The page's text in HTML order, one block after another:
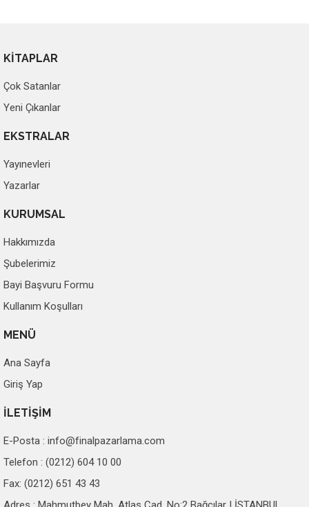
KİTAPLAR
Çok Satanlar
Yeni Çıkanlar
EKSTRALAR
Yayınevleri
Yazarlar
KURUMSAL
Hakkımızda
Şubelerimiz
Bayi Başvuru Formu
Kullanım Koşulları
MENÜ
Ana Sayfa
Giriş Yap
İLETİŞİM
E-Posta : info@finalpazarlama.com
Telefon : (0212) 604 10 00
Fax: (0212) 651 43 43